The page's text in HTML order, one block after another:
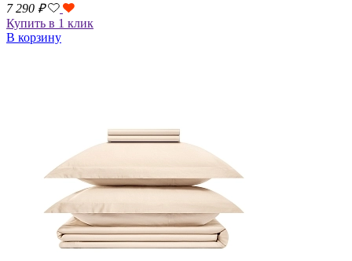
7 290 ₽
Купить в 1 клик
В корзину